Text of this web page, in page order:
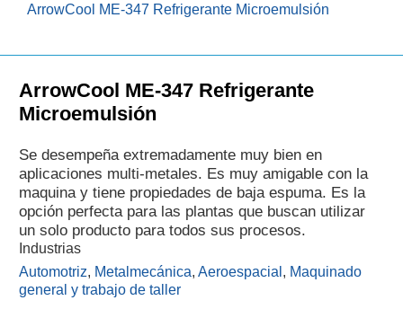
ArrowCool ME-347 Refrigerante Microemulsión
ArrowCool ME-347 Refrigerante
Microemulsión
Se desempeña extremadamente muy bien en
aplicaciones multi-metales. Es muy amigable con la
maquina y tiene propiedades de baja espuma. Es la
opción perfecta para las plantas que buscan utilizar
un solo producto para todos sus procesos.
Industrias
Automotriz, Metalmecánica, Aeroespacial , Maquinado
general y trabajo de taller